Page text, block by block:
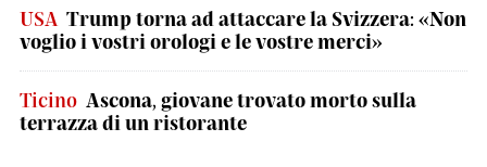
USA Trump torna ad attaccare la Svizzera: «Non
voglio i vostri orologi e le vostre merci»
Ticino Ascona, giovane trovato morto sulla
terrazza di un ristorante